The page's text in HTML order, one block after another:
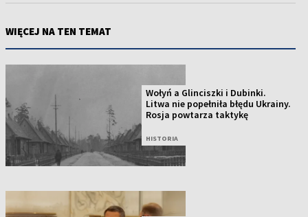
WIĘCEJ NA TEN TEMAT
Wołyń a Glinciszki i Dubinki.
Litwa nie popełniła błędu Ukrainy.
Rosja powtarza taktykę
HISTORIA